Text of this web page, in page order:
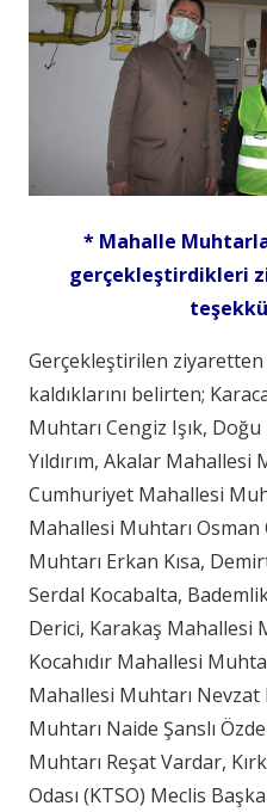
* Mahalle
gerçekleştirdikleri
Gerçekleştirilen
kaldıklarını belirten;
Muhtarı Cengiz Işık,
Yıldırım, Akalar Mahallesi
Cumhuriyet Mahallesi
Mahallesi Muhtarı Osman
Muhtarı Erkan Kısa,
Serdal Kocabalta,
Derici, Karakaş Mahallesi
Kocahıdır Mahallesi
Mahallesi Muhtarı
Muhtarı Naide Şanslı
Muhtarı Reşat Vardar,
Odası (KTSO) Meclis